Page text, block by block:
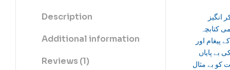
Description
Additional information
Reviews (1)
انگیز
کتابچہ
پیغام اور
بے پایاں
کو بے مثال